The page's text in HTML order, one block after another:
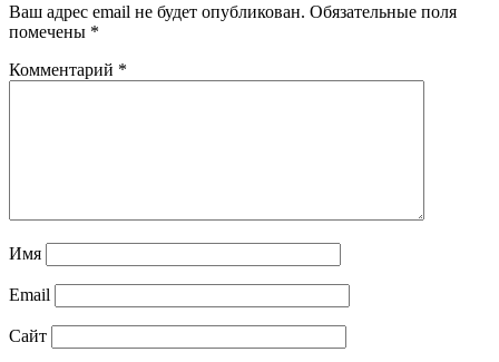
Ваш адрес email не будет опубликован. Обязательные поля
помечены *
Комментарий *
Имя
Email
Сайт